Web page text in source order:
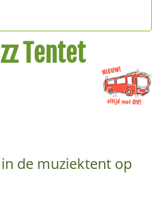
Tentet
de muziektent op